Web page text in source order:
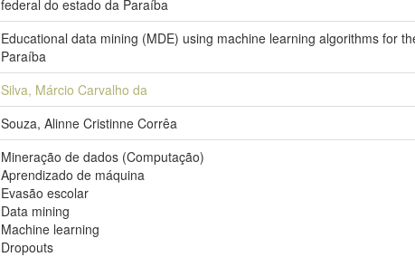
federal do estado da Paraíba
Educational data mining (MDE) using machine learning algorithms for
Paraíba
Silva, Márcio Carvalho da
Souza, Alinne Cristinne Corrêa
Mineração de dados (Computação)
Aprendizado de máquina
Evasão escolar
Data mining
Machine learning
Dropouts